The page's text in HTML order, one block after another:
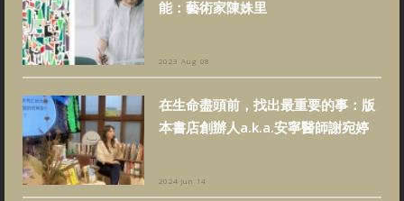
能：藝術家陳姝里
2023 Aug 08
在生命盡頭前，找出最重要的事：版
本書店創辦人a.k.a.安寧醫師謝宛婷
2024 Jun 14